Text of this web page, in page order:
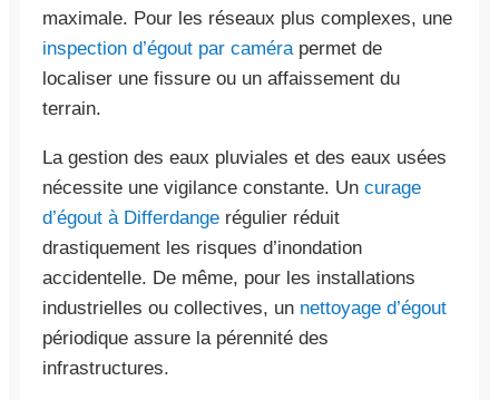
maximale. Pour les réseaux plus complexes, une
inspection d’égout par camérapermet de
localiser une fissure ou un affaissement du
terrain.
La gestion des eaux pluviales et des eaux usées
nécessite une vigilance constante. Un curage
d’égout à Differdange régulier réduit
drastiquement les risques d’inondation
accidentelle. De même, pour les installations
industrielles ou collectives, un nettoyage d’égout
périodique assure la pérennité des
infrastructures.